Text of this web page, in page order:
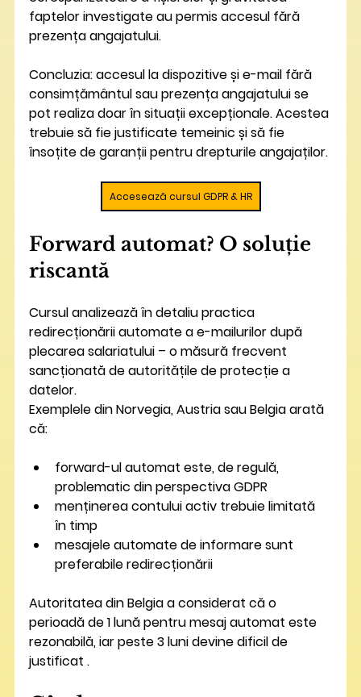
faptelor investigate au permis accesul fără
prezența angajatului.
Concluzia: accesul la dispozitive și e-mail fără
consimțământul sau prezența angajatului se
pot realiza doar în situații excepționale. Acestea
trebuie să fie justificate temeinic și să fie
însoțite de garanții pentru drepturile angajaților.
Accesează cursul GDPR & HR
Forward automat? O soluție
riscantă
Cursul analizează în detaliu practica
redirecționării automate a e-mailurilor după
plecarea salariatului – o măsură frecvent
sancționată de autoritățile de protecție a
datelor.
Exemplele din Norvegia, Austria sau Belgia arată
că:
forward-ul automat este, de regulă,
problematic din perspectiva GDPR
menținerea contului activ trebuie limitată
în timp
mesajele automate de informare sunt
preferabile redirecționării
Autoritatea din Belgia a considerat că o
perioadă de 1 lună pentru mesaj automat este
rezonabilă, iar peste 3 luni devine dificil de
justificat .